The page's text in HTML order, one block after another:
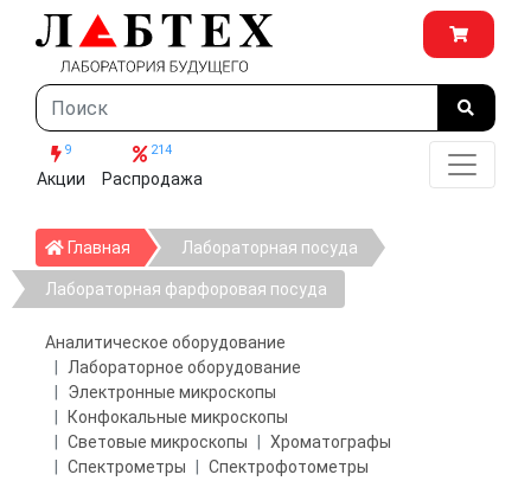
9
Акции
214
Распродажа
Главная ГлавнаяЛабораторная посуда
Лабораторная фарфоровая посуда
Аналитическое оборудование
Лабораторное оборудование
Электронные микроскопы
Конфокальные микроскопы
Световые микроскопы
Хроматографы
Спектрометры
Спектрофотометры